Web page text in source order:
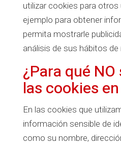
utilizar cookies para
ejemplo para obtener
permita mostrarle
análisis de sus hábitos de
¿Para qué
las cookies
En las cookies que
información sensible de
como su nombre,